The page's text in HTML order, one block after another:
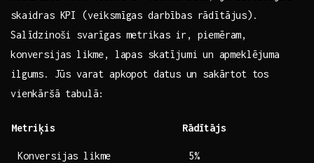
skaidras KPI (veiksmīgas darbības rādītājus).
Salīdzinoši svarīgas metrikas ir, piemēram,
konversijas⁤ likme, lapas skatījumi ⁤un apmeklējuma
ilgums. ⁤Jūs varat apkopot datus ⁢un sakārtot‍ tos
vienkāršā tabulā:
Metriķis Rādītājs
Konversijas likme 5%